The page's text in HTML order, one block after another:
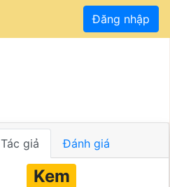
Đăng nhập
Tác giả Đánh giá
Kem